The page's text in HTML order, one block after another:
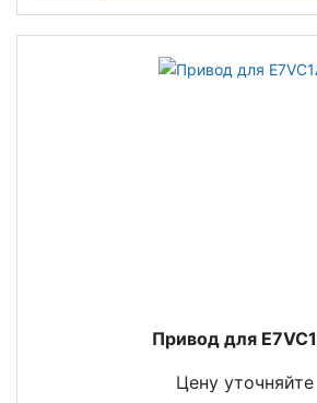
Привод для
Цену уточняйте